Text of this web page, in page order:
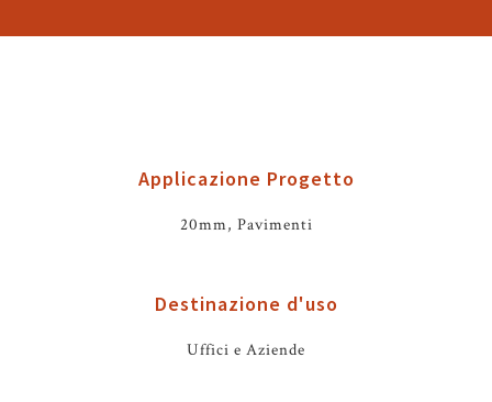
Applicazione Progetto
20mm, Pavimenti
Destinazione d'uso
Uffici e Aziende